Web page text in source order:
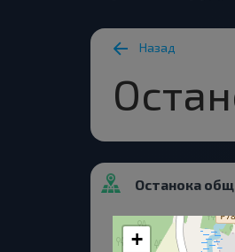
Назад
Останока
+